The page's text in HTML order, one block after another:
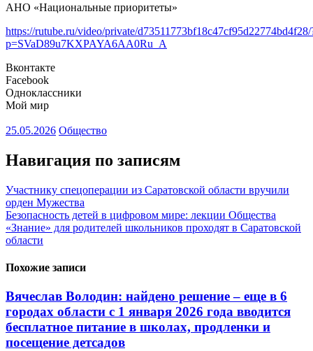
АНО «Национальные приоритеты»
https://rutube.ru/video/private/d73511773bf18c47cf95d22774bd4f28/
p=SVaD89u7KXPAYA6AA0Ru_A
Вконтакте
Facebook
Одноклассники
Мой мир
25.05.2026 Общество
Навигация по записям
Участнику спецоперации из Саратовской области вручили
орден Мужества
Безопасность детей в цифровом мире: лекции Общества
«Знание» для родителей школьников проходят в Саратовской
области
Похожие записи
Вячеслав Володин: найдено решение – еще в 6
городах области с 1 января 2026 года вводится
бесплатное питание в школах, продленки и
посещение детсадов